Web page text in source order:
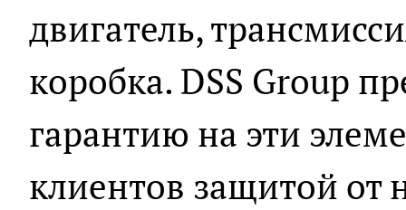
двигатель,
коробка. DSS Group
гарантию на эти
клиентов защитой от